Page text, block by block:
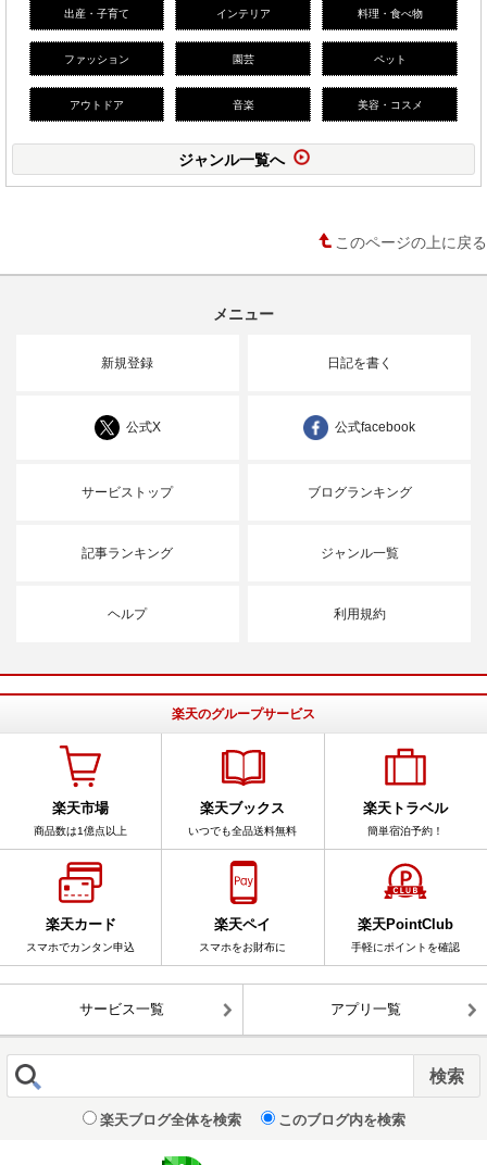
出産・子育て インテリア 料理・食べ物
ファッション 園芸 ペット
アウトドア 音楽 美容・コスメ
ジャンル一覧へ
このページの上に戻る
メニュー
新規登録 日記を書く
公式X 公式facebook
サービストップ ブログランキング
記事ランキング ジャンル一覧
ヘルプ 利用規約
楽天のグループサービス
楽天市場
商品数は1億点以上
楽天ブックス
いつでも全品送料無料
楽天トラベル
簡単宿泊予約！
楽天カード
スマホでカンタン申込
楽天ペイ
スマホをお財布に
楽天PointClub
手軽にポイントを確認
サービス一覧 アプリ一覧
楽天ブログ全体を検索 このブログ内を検索